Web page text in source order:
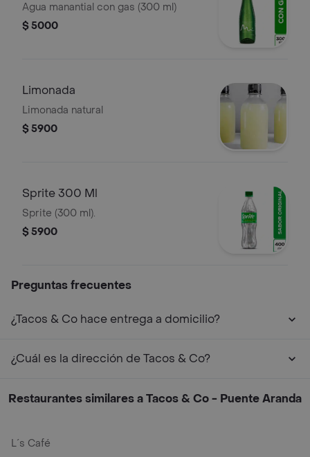
Agua manantial con gas (300 ml)
$ 5000
Limonada
Limonada natural
$ 5900
Sprite 300 Ml
Sprite (300 ml).
$ 5900
Preguntas frecuentes
¿Tacos & Co hace entrega a domicilio?
¿Cuál es la dirección de Tacos & Co?
Restaurantes similares a Tacos & Co - Puente Aranda
L´s Café